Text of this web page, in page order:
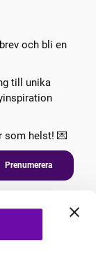
och bli en
till unika
som helst! 💌
Prenumerera